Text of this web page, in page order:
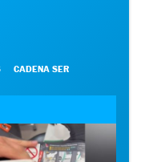
CADENA SER